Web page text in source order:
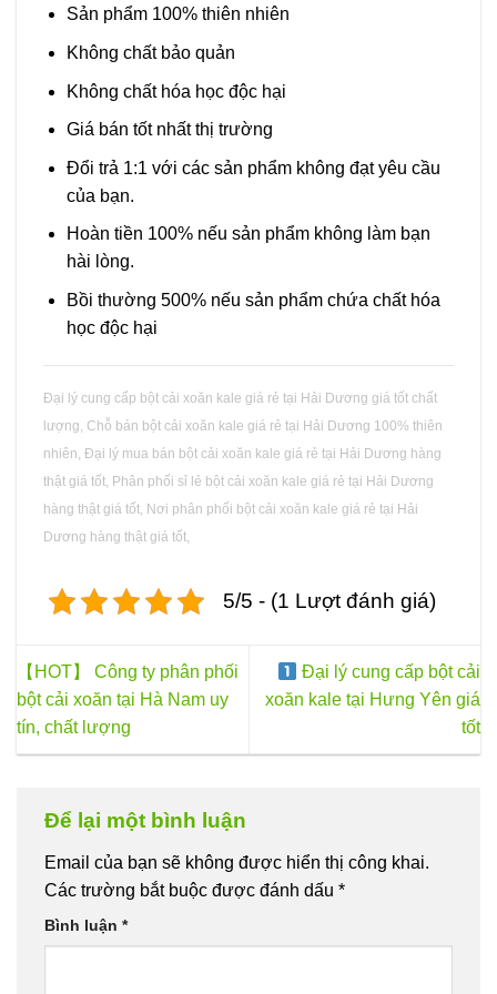
nhiều
Các
chọn
thể
trên
sản
Sản phẩm 100% thiên nhiên
Không chất bảo quản
Không chất hóa học độc hại
Giá bán tốt nhất thị trường
Đổi trả 1:1 với các sản phẩm không đạt yêu cầu
của bạn.
Hoàn tiền 100% nếu sản phẩm không làm bạn
hài lòng.
Bồi thường 500% nếu sản phẩm chứa chất hóa
học độc hại
Đại lý cung cấp bột cải xoăn kale giá rẻ tại Hải Dương giá tốt chất
lượng, Chỗ bán bột cải xoăn kale giá rẻ tại Hải Dương 100% thiên
nhiên, Đại lý mua bán bột cải xoăn kale giá rẻ tại Hải Dương hàng
thật giá tốt, Phân phối sỉ lẻ bột cải xoăn kale giá rẻ tại Hải Dương
hàng thật giá tốt, Nơi phân phối bột cải xoăn kale giá rẻ tại Hải
Dương hàng thật giá tốt,
5/5 - (1 Lượt đánh giá)
【HOT】 Công ty phân phối
bột cải xoăn tại Hà Nam uy
tín, chất lượng
Đại lý cung cấp bột cải
xoăn kale tại Hưng Yên giá
tốt
Để lại một bình luận
Email của bạn sẽ không được hiển thị công khai.
Các trường bắt buộc được đánh dấu *
Bình luận *